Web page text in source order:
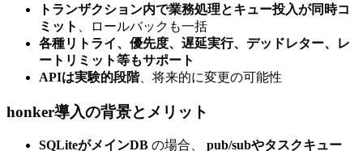
トランザクション内で業務処理とキュー投入が同時コ
ミット
、ロールバックも一括
各種リトライ、優先度、遅延実行、デッドレター、レ
ートリミット等もサポート
APIは実験的段階、将来的に変更の可能性
honker導入の背景とメリット
SQLiteがメインDB の場合、 pub/subやタスクキュー